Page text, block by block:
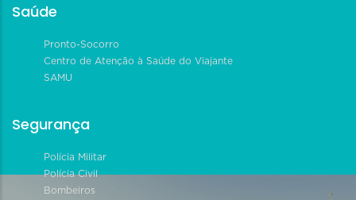
Saúde
Pronto-Socorro
Centro de Atenção à Saúde do Viajante
SAMU
Segurança
Polícia Militar
Polícia Civil
Bombeiros